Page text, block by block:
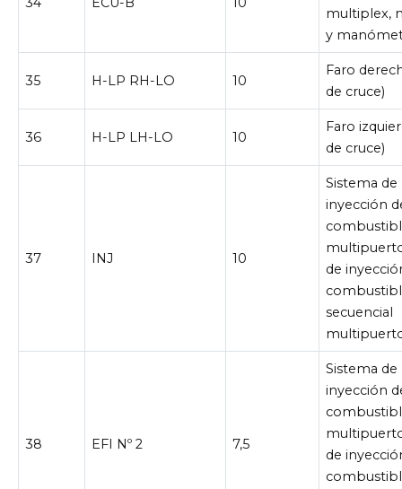
multiplex,
y
35 H-LP RH-LO 10
Faro
de cruce)
36 H-LP LH-LO 10
Faro
de cruce)
37 INJ 10
Sistema de
inyección
de
secuencial
38 EFI Nº 2 7,5
Sistema de
inyección
de